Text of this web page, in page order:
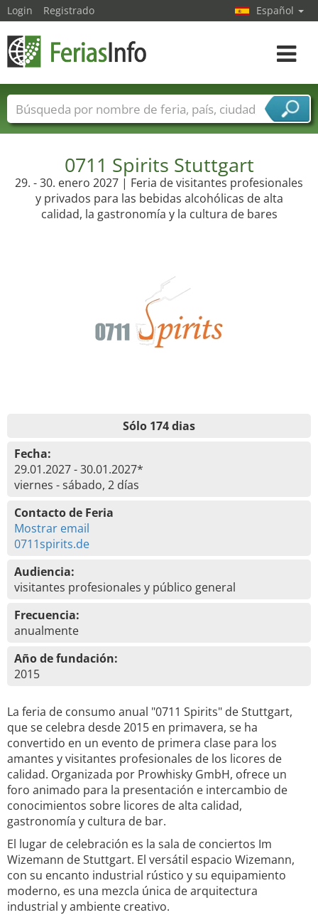
0711 Spirits Stuttgart
29. - 30. enero 2027 | Feria de visitantes profesionales
y privados para las bebidas alcohólicas de alta
calidad, la gastronomía y la cultura de bares
Sólo 174 dias
Fecha:
29.01.2027 - 30.01.2027*
viernes - sábado, 2 días
Contacto de Feria
Mostrar email
0711spirits.de
Audiencia:
visitantes profesionales y público general
Frecuencia:
anualmente
Año de fundación:
2015
La feria de consumo anual "0711 Spirits" de Stuttgart,
que se celebra desde 2015 en primavera, se ha
convertido en un evento de primera clase para los
amantes y visitantes profesionales de los licores de
calidad. Organizada por Prowhisky GmbH, ofrece un
foro animado para la presentación e intercambio de
conocimientos sobre licores de alta calidad,
gastronomía y cultura de bar.
El lugar de celebración es la sala de conciertos Im
Wizemann de Stuttgart. El versátil espacio Wizemann,
con su encanto industrial rústico y su equipamiento
moderno, es una mezcla única de arquitectura
industrial y ambiente creativo.
Login Registrado Español
toggle
Nombres de ferias Países
Ciudades
Sectores de proveedor de servicios